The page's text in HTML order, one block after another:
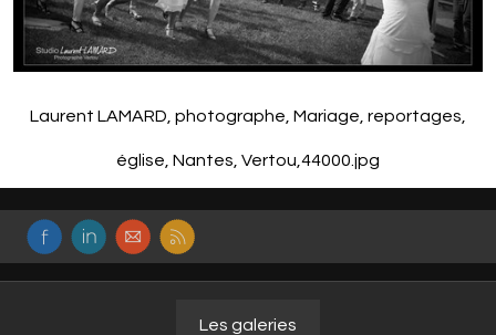
Laurent LAMARD, photographe, Mariage, reportages,
église, Nantes, Vertou,44000.jpg
Les galeries